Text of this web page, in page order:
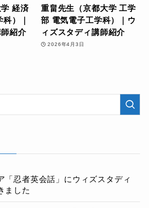
経済
）｜
紹介
重畠先生（京都大学 工学
部 電気電子工学科）｜ウ
ィズスタディ講師紹介
2026年4月3日
「忍者英会話」にウィズスタディ
ました